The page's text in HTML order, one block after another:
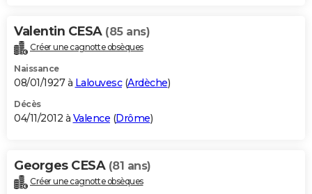
Valentin CESA (85 ans)
Créer une cagnotte obsèques
Naissance
08/01/1927 à Lalouvesc(Ardèche)
Décès
04/11/2012 à Valence (Drôme)
Georges CESA (81 ans)
Créer une cagnotte obsèques